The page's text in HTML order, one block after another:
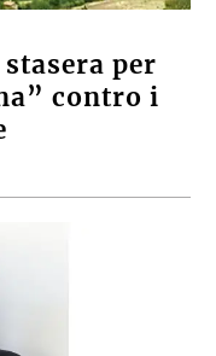
per
contro i